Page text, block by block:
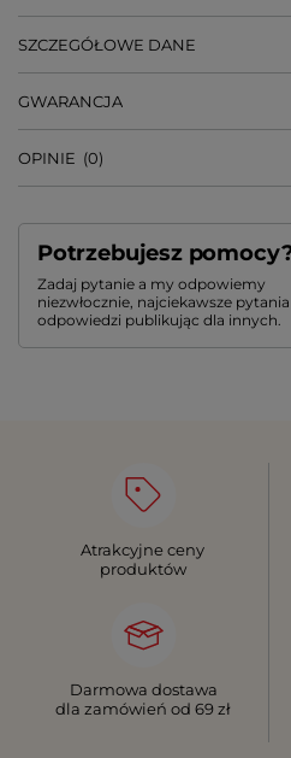
SZCZEGÓŁOWE DANE
GWARANCJA
OPINIE (0)
Potrzebujesz
Zadaj pytanie a my odpowiemy
niezwłocznie, najciekawsze pytania
odpowiedzi publikując dla innych.
Atrakcyjne ceny
produktów
Darmowa dostawa
dla zamówień od 69 zł